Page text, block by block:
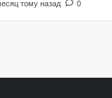
тому назад 0